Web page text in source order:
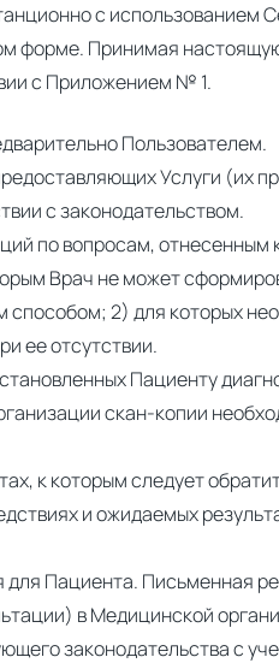
с использованием
форме. Принимая
с Приложением № 1.
Пользователем.
Услуги (их
с законодательством.
по вопросам,
Врач не может
2) для которых
ее отсутствии.
Пациенту
скан-копии
к которым следует
и ожидаемых
Пациента. Письменная
в Медицинской
законодательства с